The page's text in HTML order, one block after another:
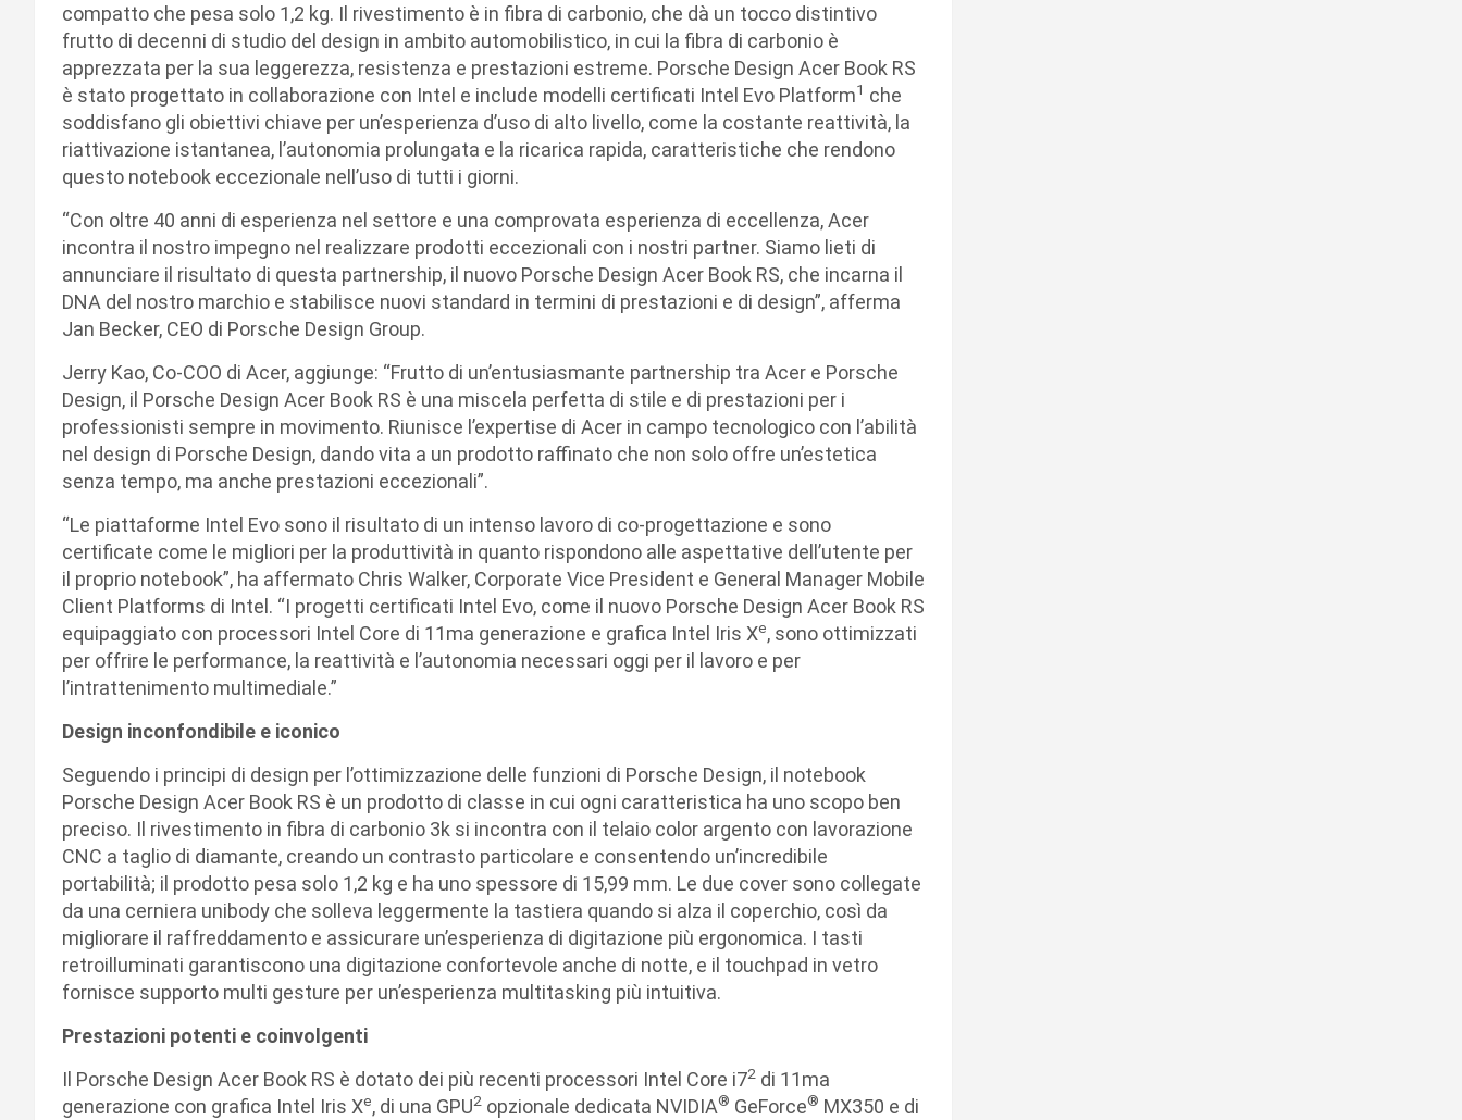
compatto che pesa solo 1,2 kg. Il rivestimento è in fibra di carbonio, che dà un tocco distintivo
frutto di decenni di studio del design in ambito automobilistico, in cui la fibra di carbonio è
apprezzata per la sua leggerezza, resistenza e prestazioni estreme. Porsche Design Acer Book RS
è stato progettato in collaborazione con Intel e include modelli certificati Intel Evo Platform1 che
soddisfano gli obiettivi chiave per un’esperienza d’uso di alto livello, come la costante reattività, la
riattivazione istantanea, l’autonomia prolungata e la ricarica rapida, caratteristiche che rendono
questo notebook eccezionale nell’uso di tutti i giorni.
“Con oltre 40 anni di esperienza nel settore e una comprovata esperienza di eccellenza, Acer
incontra il nostro impegno nel realizzare prodotti eccezionali con i nostri partner. Siamo lieti di
annunciare il risultato di questa partnership, il nuovo Porsche Design Acer Book RS, che incarna il
DNA del nostro marchio e stabilisce nuovi standard in termini di prestazioni e di design”, afferma
Jan Becker, CEO di Porsche Design Group.
Jerry Kao, Co-COO di Acer, aggiunge: “Frutto di un’entusiasmante partnership tra Acer e Porsche
Design, il Porsche Design Acer Book RS è una miscela perfetta di stile e di prestazioni per i
professionisti sempre in movimento. Riunisce l’expertise di Acer in campo tecnologico con l’abilità
nel design di Porsche Design, dando vita a un prodotto raffinato che non solo offre un’estetica
senza tempo, ma anche prestazioni eccezionali”.
“Le piattaforme Intel Evo sono il risultato di un intenso lavoro di co-progettazione e sono
certificate come le migliori per la produttività in quanto rispondono alle aspettative dell’utente per
il proprio notebook”, ha affermato Chris Walker, Corporate Vice President e General Manager Mobile
Client Platforms di Intel. “I progetti certificati Intel Evo, come il nuovo Porsche Design Acer Book RS
equipaggiato con processori Intel Core di 11ma generazione e grafica Intel Iris Xe, sono ottimizzati
per offrire le performance, la reattività e l’autonomia necessari oggi per il lavoro e per
l’intrattenimento multimediale.”
Design inconfondibile e iconico
Seguendo i principi di design per l’ottimizzazione delle funzioni di Porsche Design, il notebook
Porsche Design Acer Book RS è un prodotto di classe in cui ogni caratteristica ha uno scopo ben
preciso. Il rivestimento in fibra di carbonio 3k si incontra con il telaio color argento con lavorazione
CNC a taglio di diamante, creando un contrasto particolare e consentendo un’incredibile
portabilità; il prodotto pesa solo 1,2 kg e ha uno spessore di 15,99 mm. Le due cover sono collegate
da una cerniera unibody che solleva leggermente la tastiera quando si alza il coperchio, così da
migliorare il raffreddamento e assicurare un’esperienza di digitazione più ergonomica. I tasti
retroilluminati garantiscono una digitazione confortevole anche di notte, e il touchpad in vetro
fornisce supporto multi gesture per un’esperienza multitasking più intuitiva.
Prestazioni potenti e coinvolgenti
Il Porsche Design Acer Book RS è dotato dei più recenti processori Intel Core i72 di 11ma
generazione con grafica Intel Iris Xe, di una GPU2 opzionale dedicata NVIDIA® GeForce® MX350 e di